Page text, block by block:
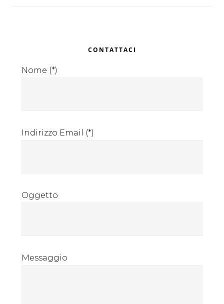
consegna
Sidebar
CONTATTACI
Nome (*)
Indirizzo Email (*)
Oggetto
Messaggio